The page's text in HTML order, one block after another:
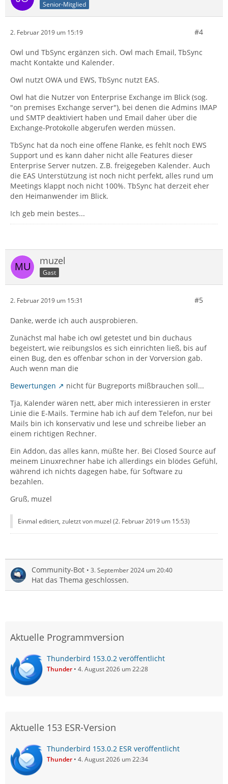
Senior-Mitglied
2. Februar 2019 um 15:19 #4
Owl und TbSync ergänzen sich. Owl mach Email, TbSync
macht Kontakte und Kalender.
Owl nutzt OWA und EWS, TbSync nutzt EAS.
Owl hat die Nutzer von Enterprise Exchange im Blick (sog.
"on premises Exchange server"), bei denen die Admins IMAP
und SMTP deaktiviert haben und Email daher über die
Exchange-Protokolle abgerufen werden müssen.
TbSync hat da noch eine offene Flanke, es fehlt noch EWS
Support und es kann daher nicht alle Features dieser
Enterprise Server nutzen. Z.B. freigegeben Kalender. Auch
die EAS Unterstützung ist noch nicht perfekt, alles rund um
Meetings klappt noch nicht 100%. TbSync hat derzeit eher
den Heimanwender im Blick.
Ich geb mein bestes...
muzel
Gast
2. Februar 2019 um 15:31 #5
Danke, werde ich auch ausprobieren.
Zunächst mal habe ich owl getestet und bin duchaus
begeistert, wie reibungslos es sich einrichten ließ, bis auf
einen Bug, den es offenbar schon in der Vorversion gab.
Auch wenn man die
Bewertungen
nicht für Bugreports mißbrauchen soll...
Tja, Kalender wären nett, aber mich interessieren in erster
Linie die E-Mails. Termine hab ich auf dem Telefon, nur bei
Mails bin ich konservativ und lese und schreibe lieber an
einem richtigen Rechner.
Ein Addon, das alles kann, müßte her. Bei Closed Source auf
meinem Linuxrechner habe ich allerdings ein blödes Gefühl,
während ich nichts dagegen habe, für Software zu
bezahlen.
Gruß, muzel
Einmal editiert, zuletzt von muzel (2. Februar 2019 um 15:53)
Community-Bot 3. September 2024 um 20:40
Hat das Thema geschlossen.
Aktuelle Programmversion
Thunderbird 153.0.2 veröffentlicht
Thunder 4. August 2026 um 22:28
Aktuelle 153 ESR-Version
Thunderbird 153.0.2 ESR veröffentlicht
Thunder 4. August 2026 um 22:34